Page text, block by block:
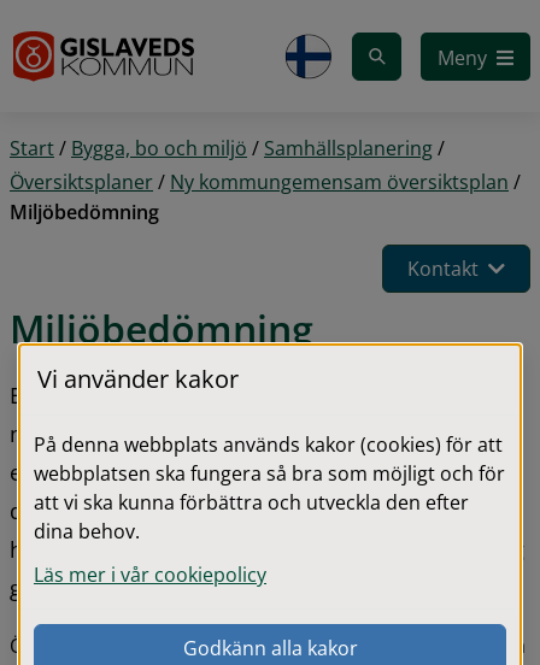
Meny
Start/ Bygga, bo och miljö / Samhällsplanering/
Översiktsplaner/ Ny kommungemensam översiktsplan /
Miljöbedömning
Kontakt
Miljöbedömning
En översiktsplan kan antas medföra betydande
miljöpåverkan och ska därför miljöbedömas i
enlighet med 6 kap. miljöbalken (1998:808). För
den nya kommungemensamma översiktsplanen
har en strategisk miljö- och hållbarhetsbedömning
genomförts.
Översiktsplanen är en sådan plan som bedöms generera
Vi använder kakor
På denna webbplats används kakor (cookies) för att
webbplatsen ska fungera så bra som möjligt och för
att vi ska kunna förbättra och utveckla den efter
dina behov.
Läs mer i vår cookiepolicy
Godkänn alla kakor